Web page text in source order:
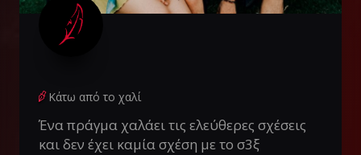
Κάτω από το χαλί
Ένα πράγμα χαλάει τις ελεύθερες σχέσεις
και δεν έχει καμία σχέση με το σ3ξ